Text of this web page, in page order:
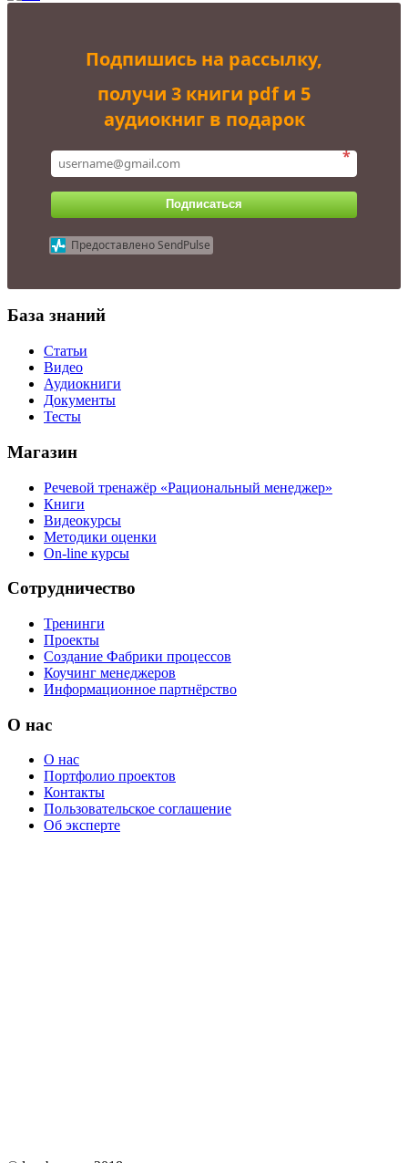
Подпишись на рассылку,
получи 3 книги pdf и 5
аудиокниг в подарок
*
Подписаться
Предоставлено SendPulse
База знаний
Статьи
Видео
Аудиокниги
Документы
Тесты
Магазин
Речевой тренажёр «Рациональный менеджер»
Книги
Видеокурсы
Методики оценки
On-line курсы
Сотрудничество
Тренинги
Проекты
Создание Фабрики процессов
Коучинг менеджеров
Информационное партнёрство
О нас
О нас
Портфолио проектов
Контакты
Пользовательское соглашение
Об эксперте